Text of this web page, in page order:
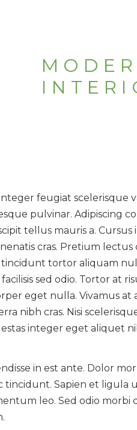
feugiat scelerisque
pulvinar. Adipiscing
tellus mauris a. Cursus
cras. Pretium lectus
tortor aliquam
sed odio. Tortor at
eget nulla. Vivamus
nibh cras. Nisi
integer eget aliquet
in est ante. Dolor
tincidunt. Sapien et ligula
leo. Sed odio morbi